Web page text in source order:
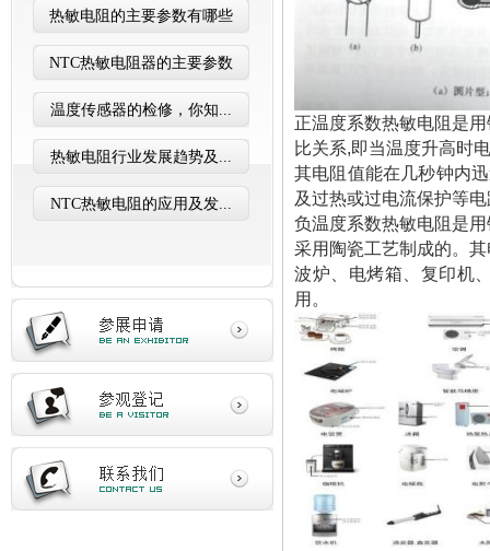
热敏电阻的主要参数有哪些
NTC热敏电阻器的主要参数
温度传感器的检修，你知...
热敏电阻行业发展趋势及...
NTC热敏电阻的应用及发...
正温度系数热敏电阻是
比关系,即当温度升高时
其电阻值能在几秒钟内
及过热或过电流保护等
负温度系数热敏电阻是
采用陶瓷工艺制成的。
波炉、电烤箱、复印机
用。